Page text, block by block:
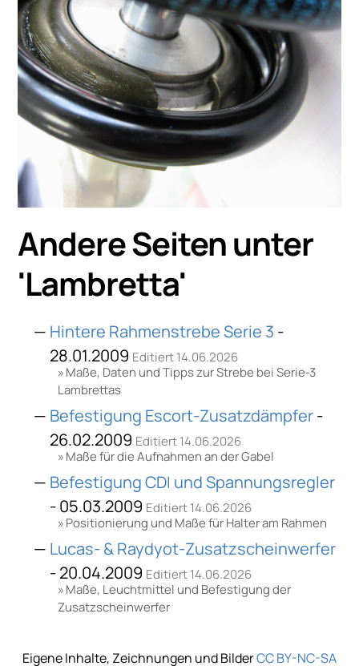
Andere Seiten unter
'Lambretta'
Hintere Rahmenstrebe Serie 3 -
28.01.2009 Editiert 14.06.2026
Maße, Daten und Tipps zur Strebe bei Serie-3
Lambrettas
Befestigung Escort-Zusatzdämpfer-
26.02.2009 Editiert 14.06.2026
Maße für die Aufnahmen an der Gabel
Befestigung CDI und Spannungsregler
- 05.03.2009 Editiert 14.06.2026
Positionierung und Maße für Halter am Rahmen
Lucas- & Raydyot-Zusatzscheinwerfer
- 20.04.2009 Editiert 14.06.2026
Maße, Leuchtmittel und Befestigung der
Zusatzscheinwerfer
Eigene Inhalte, Zeichnungen und BilderCC BY-NC-SA